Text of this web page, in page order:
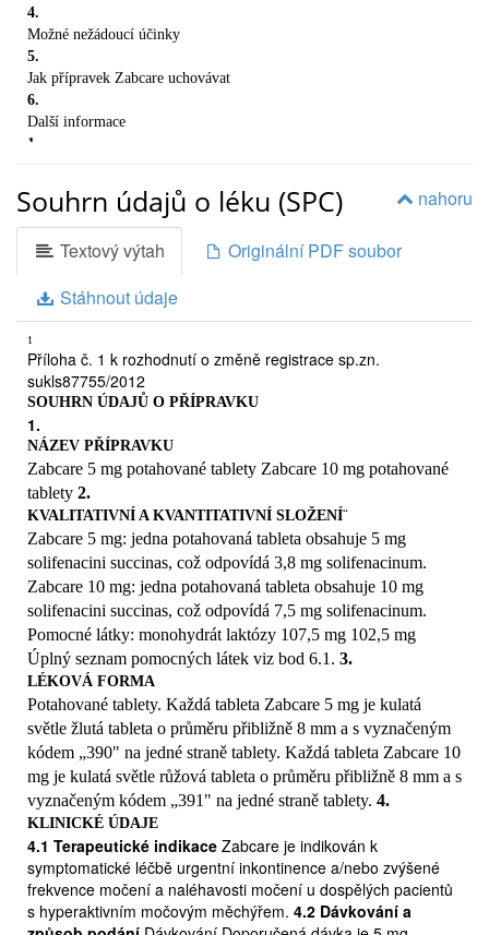
4.
Možné nežádoucí účinky
5.
Jak přípravek Zabcare uchovávat
6.
Další informace
1.
Účinná látka přípravku Zabcare patří mezi látky nazývané
anticholinergika. Tyto látky snižují zvýšenou aktivitu močového
měchýře. V důsledku toho vydržíte déle, aniž byste musel(a) jít na
toaletu a množství moče, které je váš měchýř schopen pojmout, se
zvyšuje. Přípravek Zabcare je určen k léčbě příznaků zvýšené aktivity
močového měchýře. Těmito příznaky jsou: silná, náhlá nutnost
spěchat na toaletu bez předchozího varování, velmi časté močení nebo
případy pomočení, když se nemůžete včas dostat na toaletu.
ČEMU MUSÍTE VĚNOVAT POZORNOST, NEŽ
ZAČNETE PŘÍPRAVEK ZABCARE UŽÍVAT
Neužívejte přípravek Zabcare– jestliže máte problémy s
hromaděním moči v měchýři kvůli obtížnému vyprazdňování
– jestliže trpíte závažným onemocněním žaludku nebo střev (včetně
střevní choroby nazývané
toxický megakolon, při které dochází k akutnímu rozšíření střeva,
jedná se o komplikaci ulcerózní kolitidy).
– jestliže trpíte svalovým onemocněním nazývaným myasthenia
gravis, které může způsobit
extrémní svalovou slabost.
– jestliže trpíte vysokým nitroočním tlakem s postupnou ztrátou
vidění (glaukom). – jestliže jste přecitlivělý(á) na solifenacin nebo
kteroukoli jinou složku přípravku Zabcare . – jestliže jste léčen(a)
hemodialýzou. – jestliže trpíte závažnou jaterní chorobou.
– jestliže trpíte závažnou chorobou ledvin nebo středně
závažnou chorobou jater a užíváte léky, které
by mohly ovlivňovat vylučování přípravku Zabcare z
vašeho těla (např. ketokonazol). Váš lékař nebo lékárník
vás v takovém případě upozorní.
– Pokud se vás cokoli z výše uvedeného týká nebo
týkalo v minulosti, informujte o tom svého lékaře
dříve, než začnete přípravek Zabcare užívat.
Zvláštní opatrnosti při použití přípravku Zabcare je
nahoru
Souhrn údajů o léku (SPC)
Textový výtah
Originální PDF soubor
Stáhnout údaje
1
Příloha č. 1 k rozhodnutí o změně registrace sp.zn.
sukls87755/2012
SOUHRN ÚDAJŮ O PŘÍPRAVKU
1.
NÁZEV PŘÍPRAVKU
Zabcare 5 mg potahované tablety Zabcare 10 mg potahované
tablety 2.
KVALITATIVNÍ A KVANTITATIVNÍ SLOŽENÍ¨
Zabcare 5 mg: jedna potahovaná tableta obsahuje 5 mg
solifenacini succinas, což odpovídá 3,8 mg solifenacinum.
Zabcare 10 mg: jedna potahovaná tableta obsahuje 10 mg
solifenacini succinas, což odpovídá 7,5 mg solifenacinum.
Pomocné látky: monohydrát laktózy 107,5 mg 102,5 mg
Úplný seznam pomocných látek viz bod 6.1. 3.
LÉKOVÁ FORMA
Potahované tablety. Každá tableta Zabcare 5 mg je kulatá
světle žlutá tableta o průměru přibližně 8 mm a s vyznačeným
kódem „390" na jedné straně tablety. Každá tableta Zabcare 10
mg je kulatá světle růžová tableta o průměru přibližně 8 mm a s
vyznačeným kódem „391" na jedné straně tablety. 4.
KLINICKÉ ÚDAJE
4.1 Terapeutické indikace Zabcare je indikován k
symptomatické léčbě urgentní inkontinence a/nebo zvýšené
frekvence močení a naléhavosti močení u dospělých pacientů
s hyperaktivním močovým měchýřem. 4.2 Dávkování a